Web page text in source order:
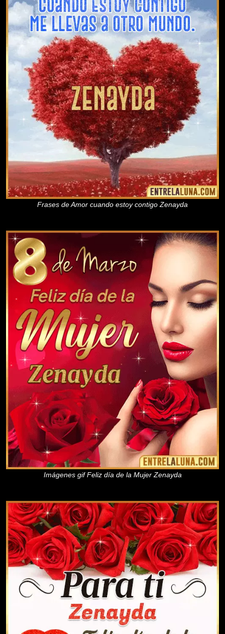
Frases de Amor cuando estoy contigo Zenayda
Imágenes gif Feliz día de la Mujer Zenayda